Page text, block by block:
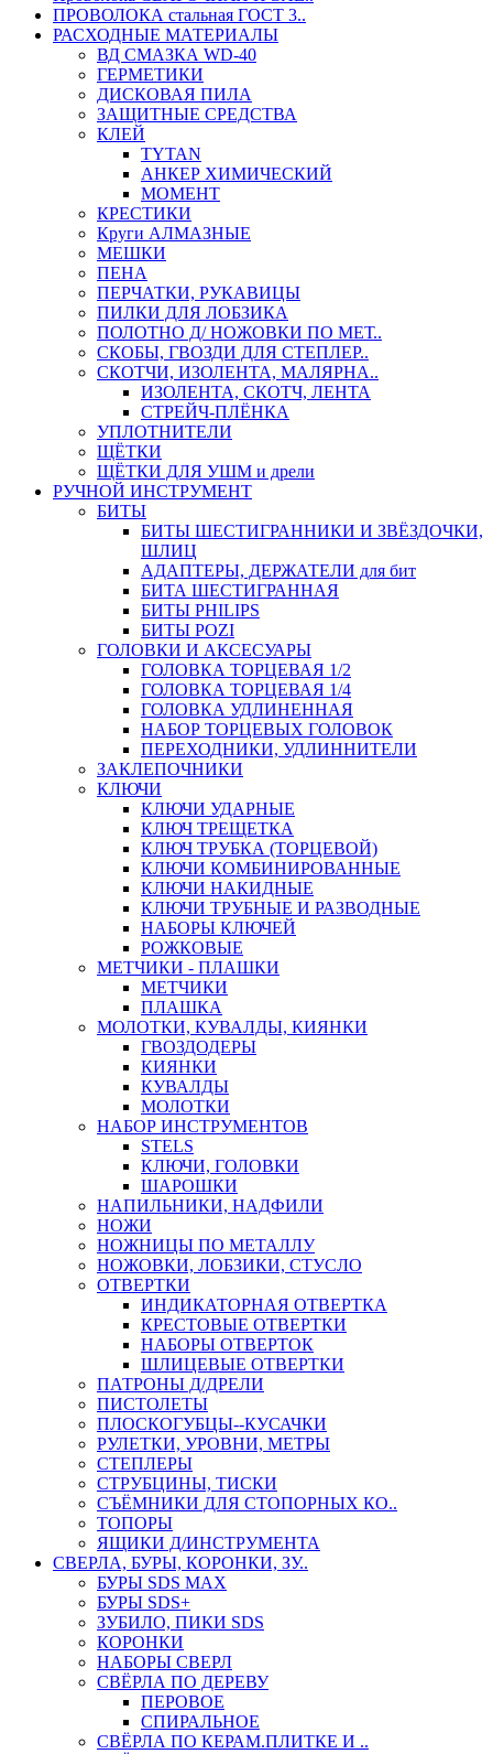
ПРОВОЛОКА стальная ГОСТ 3..
РАСХОДНЫЕ МАТЕРИАЛЫ
ВД СМАЗКА WD-40
ГЕРМЕТИКИ
ДИСКОВАЯ ПИЛА
ЗАЩИТНЫЕ СРЕДСТВА
КЛЕЙ
TYTAN
АНКЕР ХИМИЧЕСКИЙ
МОМЕНТ
КРЕСТИКИ
Круги АЛМАЗНЫЕ
МЕШКИ
ПЕНА
ПЕРЧАТКИ, РУКАВИЦЫ
ПИЛКИ ДЛЯ ЛОБЗИКА
ПОЛОТНО Д/ НОЖОВКИ ПО МЕТ..
СКОБЫ, ГВОЗДИ ДЛЯ СТЕПЛЕР..
СКОТЧИ, ИЗОЛЕНТА, МАЛЯРНА..
ИЗОЛЕНТА, СКОТЧ, ЛЕНТА
СТРЕЙЧ-ПЛЁНКА
УПЛОТНИТЕЛИ
ЩЁТКИ
ЩЁТКИ ДЛЯ УШМ и дрели
РУЧНОЙ ИНСТРУМЕНТ
БИТЫ
БИТЫ ШЕСТИГРАННИКИ И ЗВЁЗДОЧКИ,
ШЛИЦ
АДАПТЕРЫ, ДЕРЖАТЕЛИ для бит
БИТА ШЕСТИГРАННАЯ
БИТЫ PHILIPS
БИТЫ POZI
ГОЛОВКИ И АКСЕСУАРЫ
ГОЛОВКА ТОРЦЕВАЯ 1/2
ГОЛОВКА ТОРЦЕВАЯ 1/4
ГОЛОВКА УДЛИНЕННАЯ
НАБОР ТОРЦЕВЫХ ГОЛОВОК
ПЕРЕХОДНИКИ, УДЛИННИТЕЛИ
ЗАКЛЕПОЧНИКИ
КЛЮЧИ
КЛЮЧИ УДАРНЫЕ
КЛЮЧ ТРЕЩЕТКА
КЛЮЧ ТРУБКА (ТОРЦЕВОЙ)
КЛЮЧИ КОМБИНИРОВАННЫЕ
КЛЮЧИ НАКИДНЫЕ
КЛЮЧИ ТРУБНЫЕ И РАЗВОДНЫЕ
НАБОРЫ КЛЮЧЕЙ
РОЖКОВЫЕ
МЕТЧИКИ - ПЛАШКИ
МЕТЧИКИ
ПЛАШКА
МОЛОТКИ, КУВАЛДЫ, КИЯНКИ
ГВОЗДОДЕРЫ
КИЯНКИ
КУВАЛДЫ
МОЛОТКИ
НАБОР ИНСТРУМЕНТОВ
STELS
КЛЮЧИ, ГОЛОВКИ
ШАРОШКИ
НАПИЛЬНИКИ, НАДФИЛИ
НОЖИ
НОЖНИЦЫ ПО МЕТАЛЛУ
НОЖОВКИ, ЛОБЗИКИ, СТУСЛО
ОТВЕРТКИ
ИНДИКАТОРНАЯ ОТВЕРТКА
КРЕСТОВЫЕ ОТВЕРТКИ
НАБОРЫ ОТВЕРТОК
ШЛИЦЕВЫЕ ОТВЕРТКИ
ПАТРОНЫ Д/ДРЕЛИ
ПИСТОЛЕТЫ
ПЛОСКОГУБЦЫ--КУСАЧКИ
РУЛЕТКИ, УРОВНИ, МЕТРЫ
СТЕПЛЕРЫ
СТРУБЦИНЫ, ТИСКИ
СЪЁМНИКИ ДЛЯ СТОПОРНЫХ КО..
ТОПОРЫ
ЯЩИКИ Д/ИНСТРУМЕНТА
СВЕРЛА, БУРЫ, КОРОНКИ, ЗУ..
БУРЫ SDS MAX
БУРЫ SDS+
ЗУБИЛО, ПИКИ SDS
КОРОНКИ
НАБОРЫ СВЕРЛ
СВЁРЛА ПО ДЕРЕВУ
ПЕРОВОЕ
СПИРАЛЬНОЕ
СВЁРЛА ПО КЕРАМ.ПЛИТКЕ И ..